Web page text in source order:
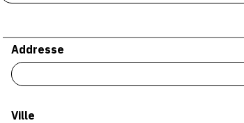
Adresse
Addresse
Ville